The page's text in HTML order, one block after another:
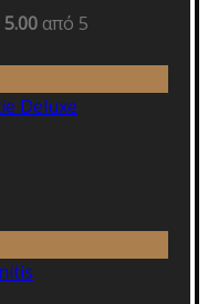
5.00 από 5